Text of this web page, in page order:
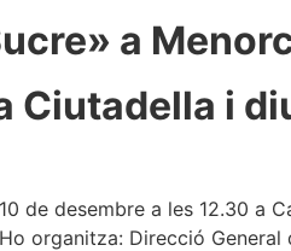
a
Ciutadella i
de desembre a les 12.30 a
organitza: Direcció General